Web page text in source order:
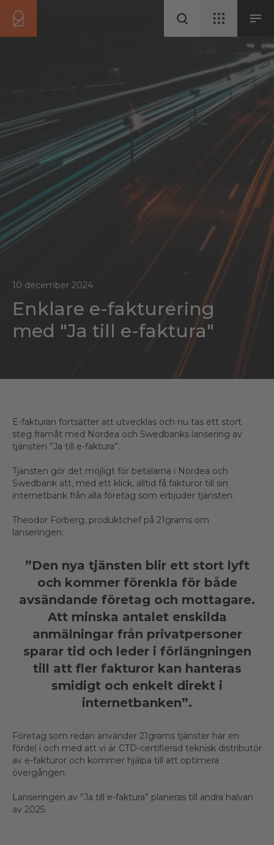
10 december 2024
Enklare e-fakturering
med "Ja till e-faktura"
E-fakturan fortsätter att utvecklas och nu tas ett stort
steg framåt med Nordea och Swedbanks lansering av
tjänsten ”Ja till e-faktura”.
Tjänsten gör det möjligt för betalarna i Nordea och
Swedbank att, med ett klick, alltid få fakturor till sin
internetbank från alla företag som erbjuder tjänsten.
Theodor Förberg, produktchef på 21grams om
lanseringen:
”Den nya tjänsten blir ett stort lyft
och kommer förenkla för både
avsändande företag och mottagare.
Att minska antalet enskilda
anmälningar från privatpersoner
sparar tid och leder i förlängningen
till att fler fakturor kan hanteras
smidigt och enkelt direkt i
internetbanken”.
Företag som redan använder 21grams tjänster har en
fördel i och med att vi är CTD-certifierad teknisk distributör
av e-fakturor och kommer hjälpa till att optimera
övergången.
Lanseringen av ”Ja till e-faktura” planeras till andra halvan
av 2025.